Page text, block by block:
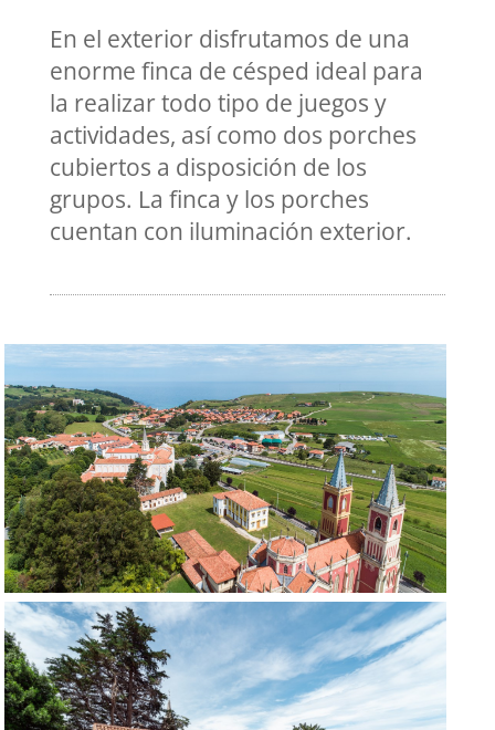
En el exterior disfrutamos de una
enorme finca de césped ideal para
la realizar todo tipo de juegos y
actividades, así como dos porches
cubiertos a disposición de los
grupos. La finca y los porches
cuentan con iluminación exterior.